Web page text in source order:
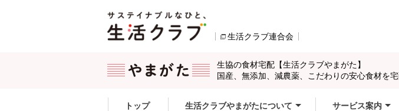
生活クラブ連合会
生協の食材宅配【生活クラブやまがた】
国産、無添加、減農薬、こだわりの安心食材を宅
ここからサイト内共通メニューです。
サイト内共通メニューをスキップする
トップ 生活クラブやまがたについて サービス案内